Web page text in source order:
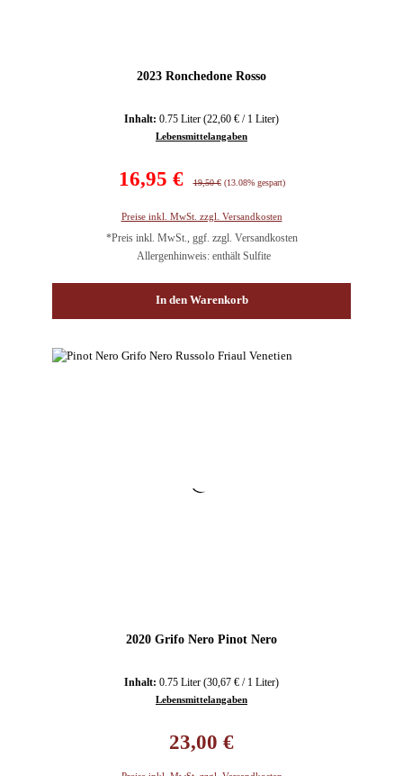
2023 Ronchedone Rosso
Inhalt: 0.75 Liter (22,60 € / 1 Liter)
Lebensmittelangaben
16,95 € Regulärer Preis:
19,50 € (13.08% gespart)
Preise inkl. MwSt. zzgl. Versandkosten
*Preis inkl. MwSt., ggf. zzgl. Versandkosten
Allergenhinweis: enthält Sulfite
In den Warenkorb
2020 Grifo Nero Pinot Nero
Inhalt: 0.75 Liter (30,67 € / 1 Liter)
Lebensmittelangaben
23,00 €